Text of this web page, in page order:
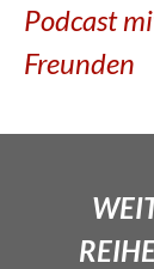
Podcast
Freunden